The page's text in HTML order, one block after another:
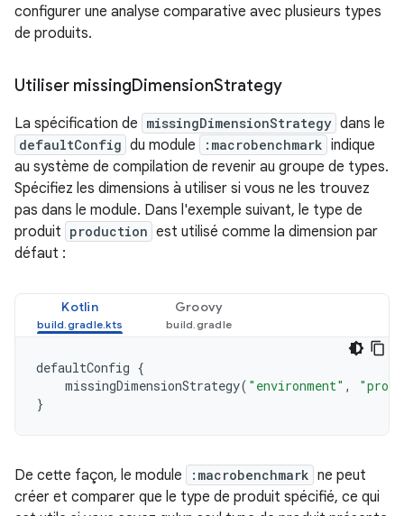
configurer une analyse comparative avec plusieurs types
de produits.
Utiliser missingDimensionStrategy
La spécification de missingDimensionStrategy dans le
defaultConfig du module :macrobenchmark indique
au système de compilation de revenir au groupe de types.
Spécifiez les dimensions à utiliser si vous ne les trouvez
pas dans le module. Dans l'exemple suivant, le type de
produit production est utilisé comme la dimension par
défaut :
Kotlin Groovy
defaultConfig {
missingDimensionStrategy( "environment" ,
}
De cette façon, le module :macrobenchmark ne peut
créer et comparer que le type de produit spécifié, ce qui